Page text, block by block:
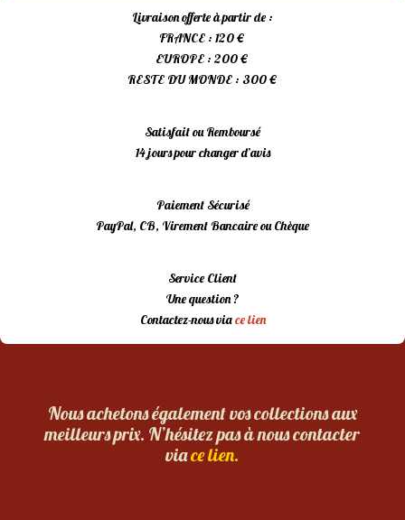
Livraison offerte à partir de :
FRANCE : 120 €
EUROPE : 200 €
RESTE DU MONDE : 300 €
Satisfait ou Remboursé
14 jours pour changer d’avis
Paiement Sécurisé
PayPal, CB, Virement Bancaire ou Chèque
Service Client
Une question ?
Contactez-nous viace lien
Nous achetons également vos collections aux
meilleurs prix. N’hésitez pas à nous contacter
viace lien.